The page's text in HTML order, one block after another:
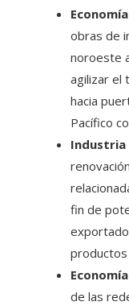
obras de
noroeste
agilizar el
hacia
Pacífico
Industria
fin de
productos
de las